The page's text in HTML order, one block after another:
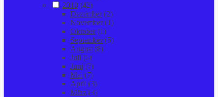
2010 (42)
Dezember(2)
November(1)
Oktober(1)
September(5)
August (8)
Juli (5)
Juni (7)
Mai (7)
April (3)
März (3)